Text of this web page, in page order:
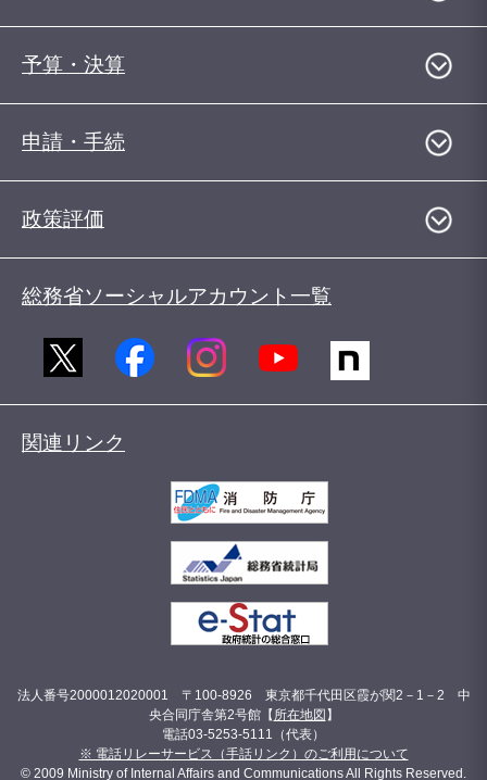
予算・決算
申請・手続
政策評価
総務省ソーシャルアカウント一覧
関連リンク
法人番号2000012020001 〒100-8926 東京都千代田区霞が関2－1－2 中
央合同庁舎第2号館【 所在地図 】
電話03-5253-5111（代表）
※ 電話リレーサービス（手話リンク）のご利用について
© 2009 Ministry of Internal Affairs and Communications All Rights Reserved.